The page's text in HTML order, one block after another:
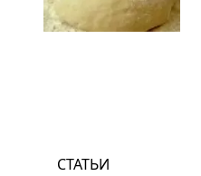
СТАТЬИ